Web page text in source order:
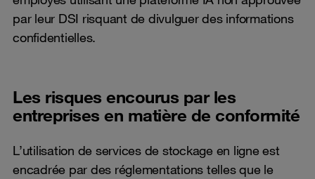
par leur DSI risquant de divulguer des informations
confidentielles.
Les risques encourus par les
entreprises en matière de conformité
L’utilisation de services de stockage en ligne est
encadrée par des réglementations telles que le